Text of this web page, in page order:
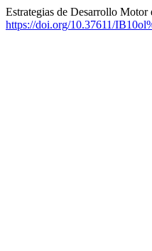
Estrategias de Desarrollo
https://doi.org/10.37611/